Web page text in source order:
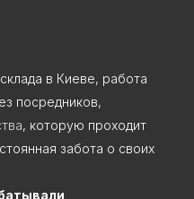
в Киеве, работа
посредников,
, которую проходит
забота о своих